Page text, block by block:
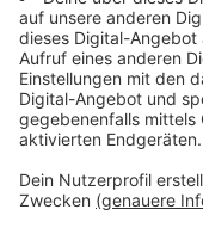
bedeutet:
starten und bis 23
Ausnahmen: Bei
23:30 möglich.
Anzeige